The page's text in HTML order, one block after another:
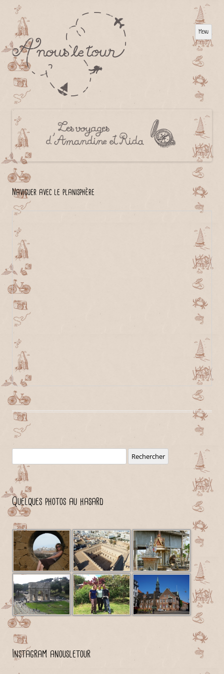
Menu
Naviguer avec le planisphère
Quelques photos au hasard
Instagram anousletour